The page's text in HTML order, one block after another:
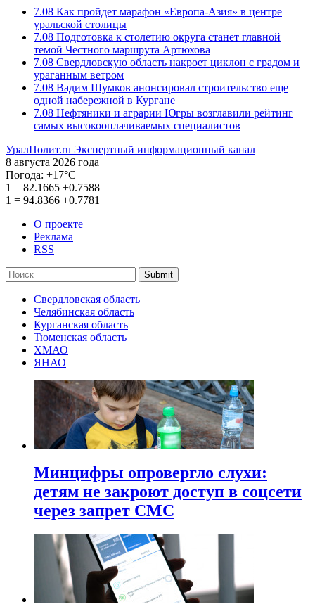
7.08 Как пройдет марафон «Европа-Азия» в центре
уральской столицы
7.08 Подготовка к столетию округа станет главной
темой Честного маршрута Артюхова
7.08 Свердловскую область накроет циклон с градом и
ураганным ветром
7.08 Вадим Шумков анонсировал строительство еще
одной набережной в Кургане
7.08 Нефтяники и аграрии Югры возглавили рейтинг
самых высокооплачиваемых специалистов
УралПолит.ru Экспертный информационный канал
8 августа 2026 года
Погода: +17°С
1 = 82.1665 +0.7588
1 = 94.8366 +0.7781
О проекте
Реклама
RSS
Submit
Свердловская область
Челябинская область
Курганская область
Тюменская область
ХМАО
ЯНАО
Минцифры опровергло слухи:
детям не закроют доступ в соцсети
через запрет СМС